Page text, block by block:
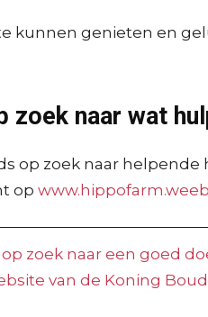
kunnen genieten en
zoek naar wat
op zoek naar
op
zoek naar een goed
van de Koning